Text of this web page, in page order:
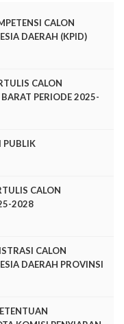
CALON
DAERAH (KPID)
2025-2028
CALON
PERIODE 2025-
PUBLIK
CALON
2028
CALON
DAERAH PROVINSI